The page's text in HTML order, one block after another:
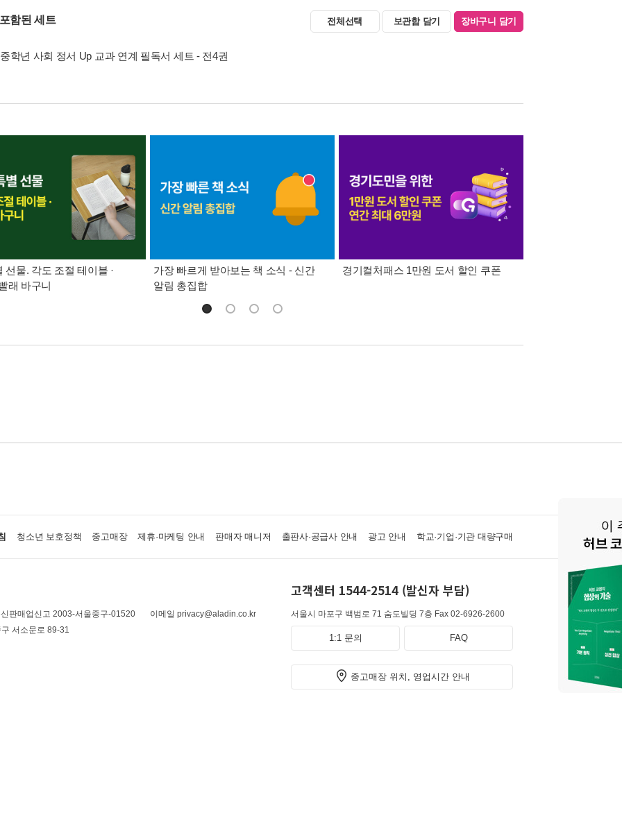
함된 세트 전체선택 보관함 담기 장바구니 담기
학년 사회 정서 Up 교과 연계 필독서 세트 - 전4권
선물. 각도 조절 테이블 ·
래 바구니
가장 빠르게 받아보는 책 소식 - 신간
알림 총집합
경기컬처패스 1만원 도서 할인 쿠폰
청소년 보호정책 중고매장 제휴·마케팅 안내 판매자 매니저 출판사·공급사 안내 광고 안내 학교·기업·기관 대량구매
판매업신고 2003-서울중구-01520
이메일 privacy@aladin.co.kr
서소문로 89-31
고객센터 1544-2514 (발신자 부담)
서울시 마포구 백범로 71 숨도빌딩 7층 Fax 02-6926-2600
1:1 문의 FAQ
중고매장 위치, 영업시간 안내